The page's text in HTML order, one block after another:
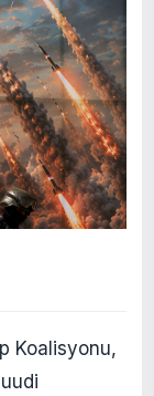
Koalisyonu,